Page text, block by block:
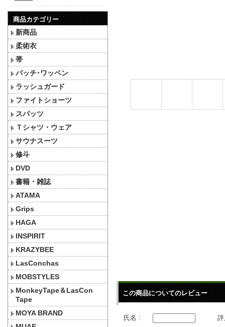
商品カテゴリー
新商品
柔術衣
帯
パッチ･ワッペン
ラッシュガード
ファイトショーツ
スパッツ
Ｔシャツ・ウェア
サウナスーツ
修斗
DVD
書籍・雑誌
ATAMA
Grips
HAGA
INSPIRIT
KRAZYBEE
LasConchas
MOBSTYLES
MonkeyTape＆LasCon
Tape
MOYA BRAND
この商品についてのレビュー
氏名 :